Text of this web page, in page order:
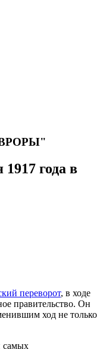
года в
переворот, в ходе
правительство. Он
ход не только
самых